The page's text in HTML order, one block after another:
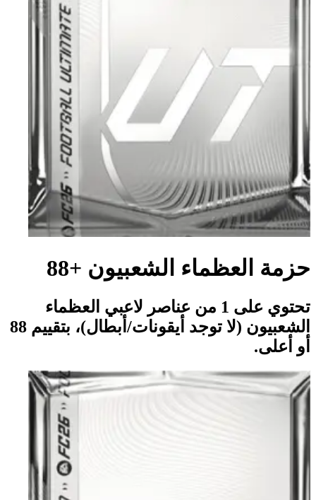
حزمة العظماء الشعبيون +88
تحتوي على 1 من عناصر لاعبي العظماء
الشعبيون (لا توجد أيقونات/أبطال)، بتقييم 88
أو أعلى.